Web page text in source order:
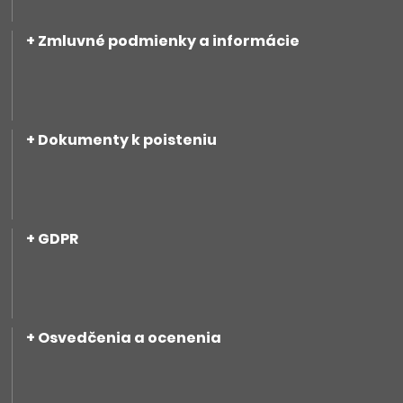
Zmluvné podmienky a informácie
Dokumenty k poisteniu
GDPR
Osvedčenia a ocenenia